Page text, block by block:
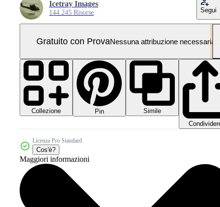
Icetray Images
144.245 Risorse Segui
Gratuito con ProvaNessuna attribuzione necessaria
Collezione Pin
Simile
Licenza Pro Standard
Cos'è?
Maggiori informazioni